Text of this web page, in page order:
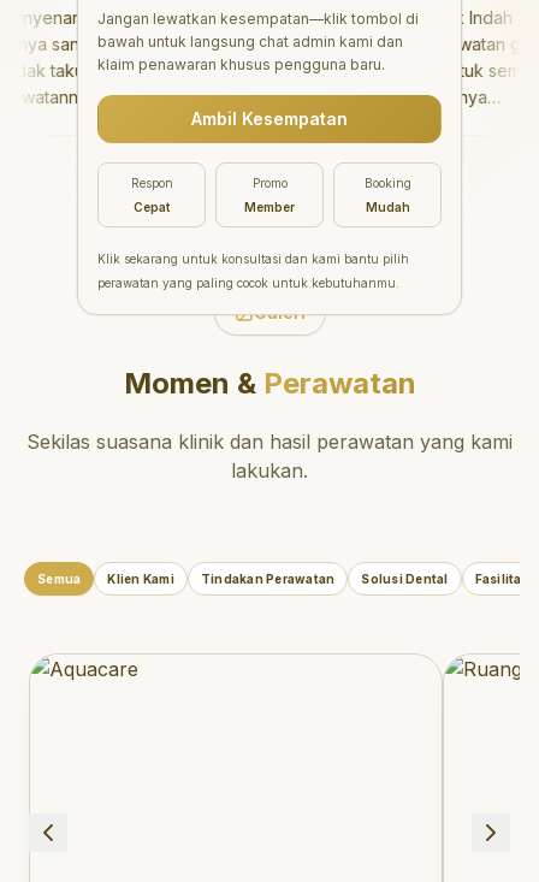
sangat baik
takut sama
tidak
setelahnya.
ke dokter
"Aesthetic Pondok Indah
menawarkan perawatan gigi
yang luar biasa untuk semua
orang. Dokter giginya
profesional, ramah, dan
meluangkan waktu untuk
mengedukasi pasien tentang
kesehatan gigi dan mulut
yang baik. Klinik ini terletak di
daerah yang strategis,
sehingga nyaman untuk
direkomendasikan untuk
dan berkualitas!"
Galeri
Momen &Perawatan
Sekilas suasana klinik dan hasil perawatan yang kami
lakukan.
Semua Klien Kami Tindakan Perawatan Solusi Dental Fasilitas
Jangan lewatkan kesempatan—klik tombol di
bawah untuk langsung chat admin kami dan
klaim penawaran khusus pengguna baru.
Ambil Kesempatan
Respon
Cepat
Promo
Member
Booking
Mudah
Klik sekarang untuk konsultasi dan kami bantu pilih
perawatan yang paling cocok untuk kebutuhanmu.